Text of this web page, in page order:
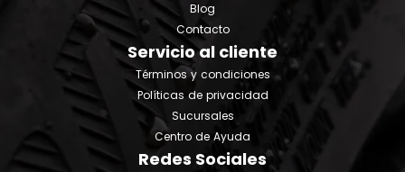
Blog
Contacto
Servicio al cliente
Términos y condiciones
Políticas de privacidad
Sucursales
Centro de Ayuda
Redes Sociales